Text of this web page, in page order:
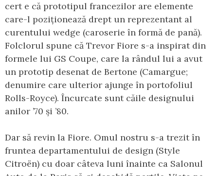
cert e că prototipul francezilor are elemente
care-l poziționează drept un reprezentant al
curentului wedge (caroserie în formă de pană).
Folclorul spune că Trevor Fiore s-a inspirat din
formele lui GS Coupe, care la rândul lui a avut
un prototip desenat de Bertone (Camargue;
denumire care ulterior ajunge în portofoliul
Rolls-Royce). Încurcate sunt căile designului
anilor ’70 și ’80.
Dar să revin la Fiore. Omul nostru s-a trezit în
fruntea departamentului de design (Style
Citroën) cu doar câteva luni înainte ca Salonul